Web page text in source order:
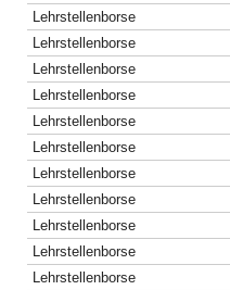
Lehrstellenborse
Lehrstellenborse
Lehrstellenborse
Lehrstellenborse
Lehrstellenborse
Lehrstellenborse
Lehrstellenborse
Lehrstellenborse
Lehrstellenborse
Lehrstellenborse
Lehrstellenborse